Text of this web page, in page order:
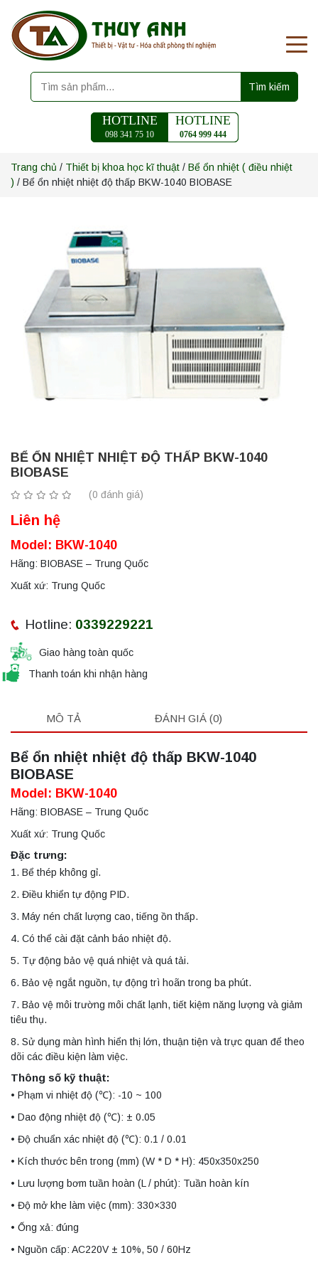
Tìm kiếm
HOTLINE
098 341 75 10
HOTLINE
0764 999 444
Trang chủ / Thiết bị khoa học kĩ thuật / Bể ổn nhiệt ( điều nhiệt
) / Bể ổn nhiệt nhiệt độ thấp BKW-1040 BIOBASE
BỂ ỔN NHIỆT NHIỆT ĐỘ THẤP BKW-1040
BIOBASE
(0 đánh giá)
Liên hệ
Model: BKW-1040
Hãng: BIOBASE – Trung Quốc
Xuất xứ: Trung Quốc
Hotline: 0339229221
Giao hàng toàn quốc
Thanh toán khi nhận hàng
MÔ TẢ ĐÁNH GIÁ (0)
Bể ổn nhiệt nhiệt độ thấp BKW-1040
BIOBASE
Model: BKW-1040
Hãng: BIOBASE – Trung Quốc
Xuất xứ: Trung Quốc
Đặc trưng:
1. Bể thép không gỉ.
2. Điều khiển tự động PID.
3. Máy nén chất lượng cao, tiếng ồn thấp.
4. Có thể cài đặt cảnh báo nhiệt độ.
5. Tự động bảo vệ quá nhiệt và quá tải.
6. Bảo vệ ngắt nguồn, tự động trì hoãn trong ba phút.
7. Bảo vệ môi trường môi chất lạnh, tiết kiệm năng lượng và giảm
tiêu thụ.
8. Sử dụng màn hình hiển thị lớn, thuận tiện và trực quan để theo
dõi các điều kiện làm việc.
Thông số kỹ thuật:
• Phạm vi nhiệt độ (℃): -10 ~ 100
• Dao động nhiệt độ (℃): ± 0.05
• Độ chuẩn xác nhiệt độ (℃): 0.1 / 0.01
• Kích thước bên trong (mm) (W * D * H): 450x350x250
• Lưu lượng bơm tuần hoàn (L / phút): Tuần hoàn kín
• Độ mở khe làm việc (mm): 330×330
• Ống xả: đúng
• Nguồn cấp: AC220V ± 10%, 50 / 60Hz